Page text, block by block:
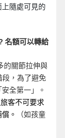
隨處可見的
名額可以轉給
的關節拉伸與
段，為了避免
全第一」。
客不可要求
。
（如孩童